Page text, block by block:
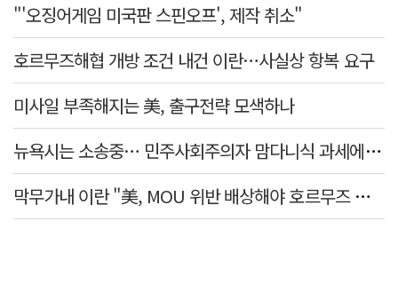
"'오징어게임 미국판 스핀오프', 제작 취소"
호르무즈해협 개방 조건 내건 이란…사실상 항복 요구
미사일 부족해지는 美, 출구전략 모색하나
뉴욕시는 소송중… 민주사회주의자 맘다니식 과세에 저항 잇따라
막무가내 이란 "美, MOU 위반 배상해야 호르무즈 재개방"